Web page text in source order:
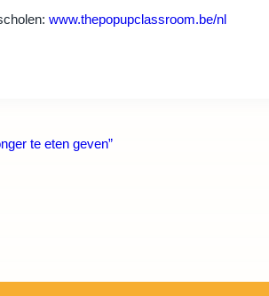
www.thepopupclassroom.be/nl
te eten geven”